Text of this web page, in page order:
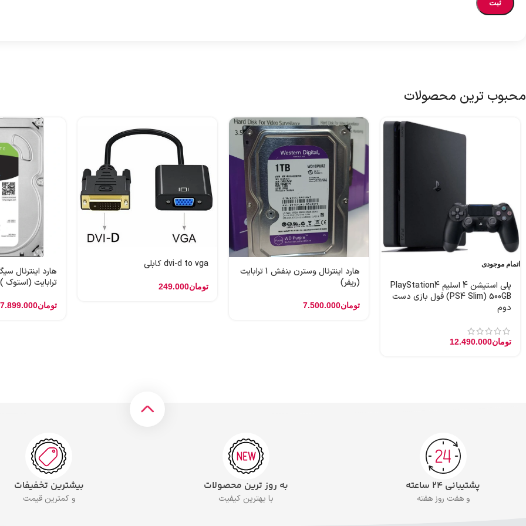
محبوب ترین محصولات
اتمام موجودی
پلی استیشن 4 اسلیم PlayStation4
(PS4 Slim) 500GB فول بازی دست
دوم
تومان12.490.000
هارد اینترنال وسترن بنفش 1 ترابایت
(ریفر)
تومان7.500.000
dvi-d to vga کابلی
تومان249.000
ترابایت (استوک )
تومان7.899.000
پشتیبانی ۲۴ ساعته
و هفت روز هفته
به روز ترین محصولات
با بهترین کیفیت
بیشترین تخفیفات
و کمترین قیمت